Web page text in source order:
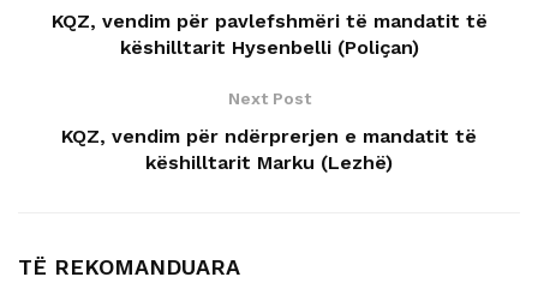
KQZ, vendim për pavlefshmëri të mandatit të
këshilltarit Hysenbelli (Poliçan)
Next Post
KQZ, vendim për ndërprerjen e mandatit të
këshilltarit Marku (Lezhë)
TË REKOMANDUARA